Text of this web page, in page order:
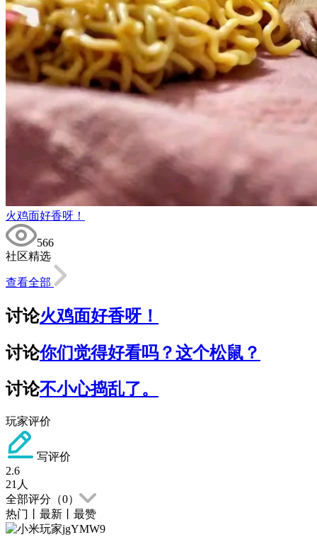
火鸡面好香呀！
566
社区精选
查看全部
讨论火鸡面好香呀！
讨论你们觉得好看吗？这个松鼠？
讨论不小心捣乱了。
玩家评价
写评价
2.6
21 人
全部评分（0）
热门
最新 最赞